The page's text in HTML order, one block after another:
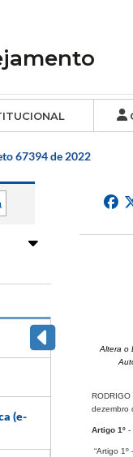
67394 de 2022
(e-
Altera o
dezembro
Artigo 1º-
“Artigo